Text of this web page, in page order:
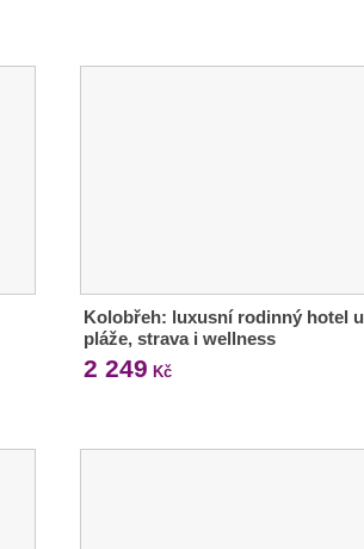
Kolobřeh: luxusní rodinný hotel u
pláže, strava i wellness
2 249 Kč